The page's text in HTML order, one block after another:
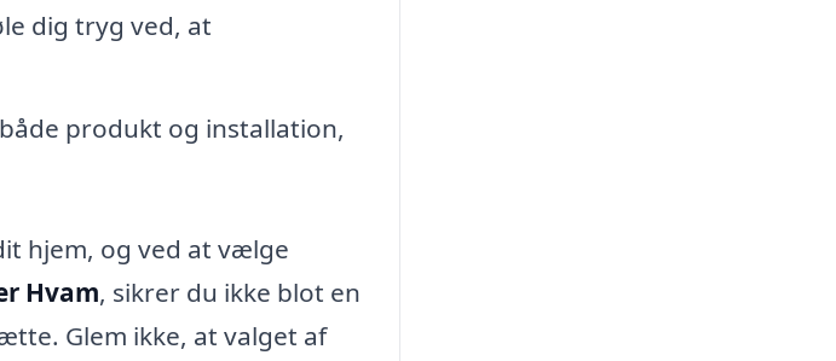
dig tryg ved, at
produkt og installation,
hjem, og ved at vælge
Hvam, sikrer du ikke blot en
Glem ikke, at valget af